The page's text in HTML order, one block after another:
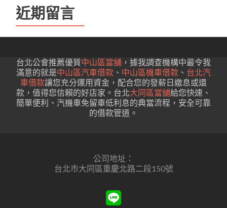
近期留言
台北公會推薦優質中山區當舖 ，據我調查機構中最令我
滿意的就是中山區汽車借款 、 中山區機車借款 、 台北汽
車借款讓您充分運用資金，配合您的發薪日繳息或還
款，值得您信賴的好店家。台北大同區當舖給您快速、
簡單便利、汽機車免留車低利息的典當流程，安全可靠
的借款管道。
公司地址：
台北市大同區重慶北路二段150號